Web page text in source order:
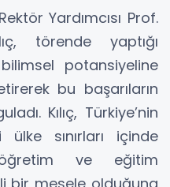
Yardımcısı Prof.
törende yaptığı
potansiyeline
bu başarıların
Kılıç, Türkiye’nin
sınırları içinde
ve eğitim